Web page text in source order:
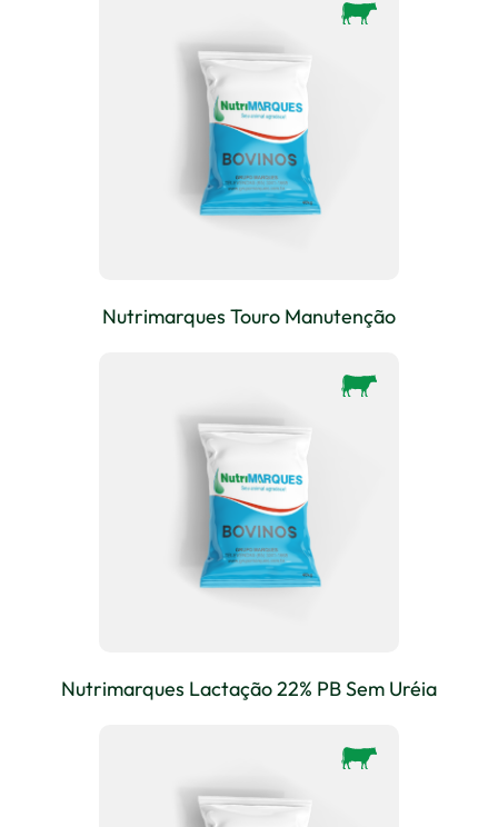
Nutrimarques Touro Manutenção
Nutrimarques Lactação 22% PB Sem Uréia